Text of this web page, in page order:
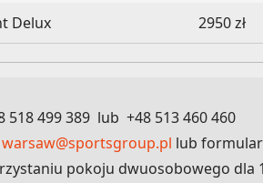
Delux
2950 zł
518 499 389 lub +48 513 460 460
warsaw@sportsgroup.pl lub
pokoju dwuosobowego dla